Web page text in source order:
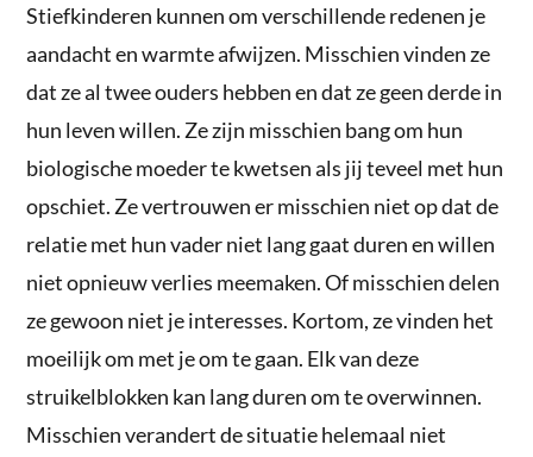
Stiefkinderen kunnen om verschillende redenen je
aandacht en warmte afwijzen. Misschien vinden ze
dat ze al twee ouders hebben en dat ze geen derde in
hun leven willen. Ze zijn misschien bang om hun
biologische moeder te kwetsen als jij teveel met hun
opschiet. Ze vertrouwen er misschien niet op dat de
relatie met hun vader niet lang gaat duren en willen
niet opnieuw verlies meemaken. Of misschien delen
ze gewoon niet je interesses. Kortom, ze vinden het
moeilijk om met je om te gaan. Elk van deze
struikelblokken kan lang duren om te overwinnen.
Misschien verandert de situatie helemaal niet